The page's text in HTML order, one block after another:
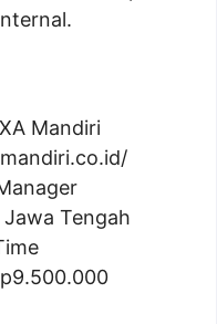
Mandiri
Tengah
9.500.000